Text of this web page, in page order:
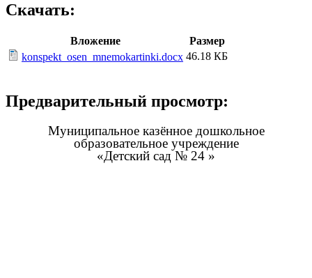
Скачать:
Вложение
Размер
konspekt_osen_mnemokartinki.docx 46.18 КБ
Предварительный просмотр:
Муниципальное казённое дошкольное
образовательное учреждение
«Детский сад № 24 »